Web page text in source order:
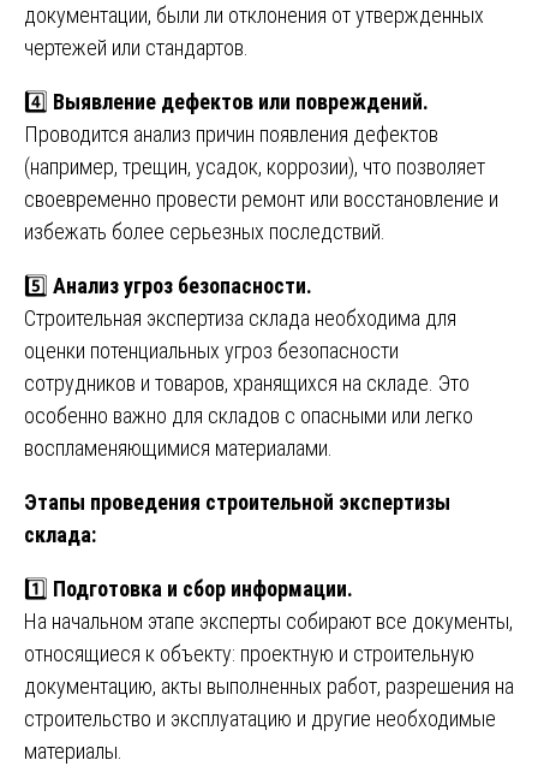
документации, были ли отклонения от утвержденных
чертежей или стандартов.
4️⃣ Выявление дефектов или повреждений.
Проводится анализ причин появления дефектов
(например, трещин, усадок, коррозии), что позволяет
своевременно провести ремонт или восстановление и
избежать более серьезных последствий.
5️⃣ Анализ угроз безопасности.
Строительная экспертиза склада необходима для
оценки потенциальных угроз безопасности
сотрудников и товаров, хранящихся на складе. Это
особенно важно для складов с опасными или легко
воспламеняющимися материалами.
Этапы проведения строительной экспертизы
склада:
1️⃣ Подготовка и сбор информации.
На начальном этапе эксперты собирают все документы,
относящиеся к объекту: проектную и строительную
документацию, акты выполненных работ, разрешения на
строительство и эксплуатацию и другие необходимые
материалы.